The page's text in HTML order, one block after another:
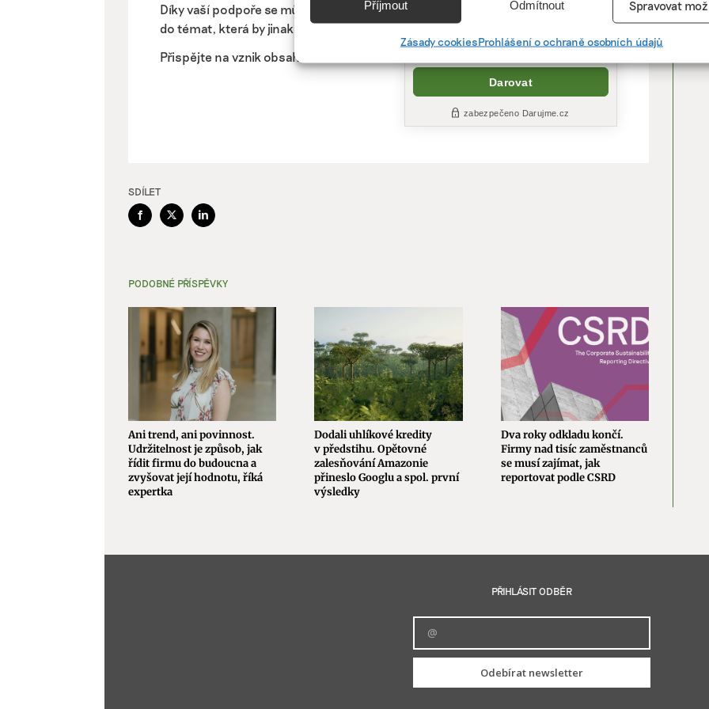
Přiřazování a kombinování údajů z jiných zdrojů údajů, Propojení různých
zařízení, Identifikace zařízení na základě automaticky přenášených
Používání přesných údajů o zeměpisné poloze, Identifikace zařízení na
aktivně vyžádaných informací.
Příjmout Odmítnout Spravovat
Zásady cookiesProhlášení o ochraně osobních údajů
Díky vaší podpoře se můžeme pustit
do témat, která by jinak nevznikla.
Přispějte na vznik obsahu.
SDÍLET
Facebook
X LinkedIn
PODOBNÉ PŘÍSPĚVKY
Ani trend, ani povinnost.
Udržitelnost je způsob, jak
řídit firmu do budoucna a
zvyšovat její hodnotu, říká
expertka
Dodali uhlíkové kredity
v předstihu. Opětovné
zalesňování Amazonie
přineslo Googlu a spol. první
výsledky
Dva roky odkladu končí.
Firmy nad tisíc zaměstnanců
se musí zajímat, jak
reportovat podle CSRD
PŘIHLÁSIT ODBĚR
Odebírat newsletter